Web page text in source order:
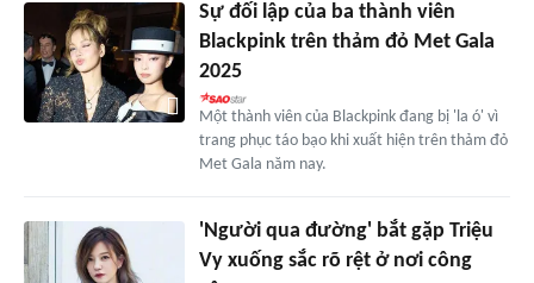
Sự đối lập của ba thành viên
Blackpink trên thảm đỏ Met Gala
2025
Một thành viên của Blackpink đang bị 'la ó' vì
trang phục táo bạo khi xuất hiện trên thảm đỏ
Met Gala năm nay.
'Người qua đường' bắt gặp Triệu
Vy xuống sắc rõ rệt ở nơi công